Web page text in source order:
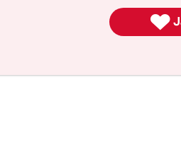
Zentrum der Hauptstadt
